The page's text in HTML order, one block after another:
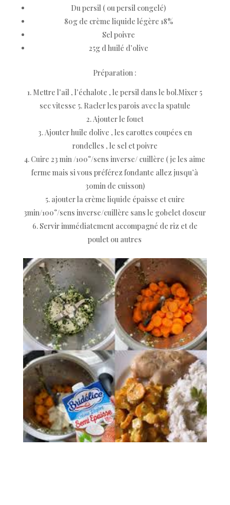
Du persil ( ou persil congelé)
80g de crème liquide légère 18%
Sel poivre
25g d huilé d’olive
Préparation :
Mettre l’ail , l’échalote , le persil dans le bol.Mixer 5
sec vitesse 5. Racler les parois avec la spatule
Ajouter le fouet
Ajouter huile dolive , les carottes coupées en
rondelles , le sel et poivre
Cuire 23 min /100°/sens inverse/ cuillère ( je les aime
ferme mais si vous préférez fondante allez jusqu’à
30min de cuisson)
ajouter la crème liquide épaisse et cuire
3min/100°/sens inverse/cuillère sans le gobelet doseur
Servir immédiatement accompagné de riz et de
poulet ou autres